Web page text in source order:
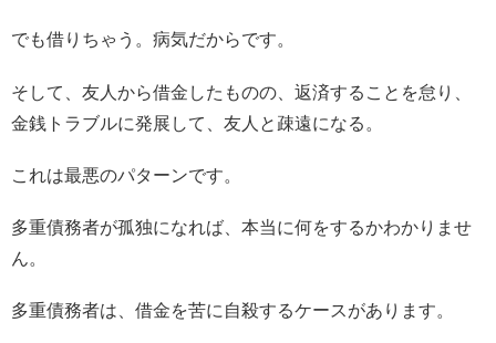
でも借りちゃう。病気だからです。
そして、友人から借金したものの、返済することを怠り、
金銭トラブルに発展して、友人と疎遠になる。
これは最悪のパターンです。
多重債務者が孤独になれば、本当に何をするかわかりませ
ん。
多重債務者は、借金を苦に自殺するケースがあります。